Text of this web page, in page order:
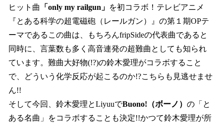
ヒット曲
「only my railgun」 を初コラボ！テレビアニメ
『とある科学の超電磁砲（レールガン）』の第１期OPテ
ーマであるこの曲は、もちろんfripSideの代表曲であると
同時に、言葉数も多く高音連発の超難曲としても知られ
ています。難曲大好物(!?)の鈴木愛理がコラボすること
で、どういう化学反応が起こるのか!?こちらも見逃せませ
ん!!
そして今回、鈴木愛理とLiyuuでBuono!（ボーノ） の「と
ある名曲」をコラボすることも決定!!かつて鈴木愛理が所